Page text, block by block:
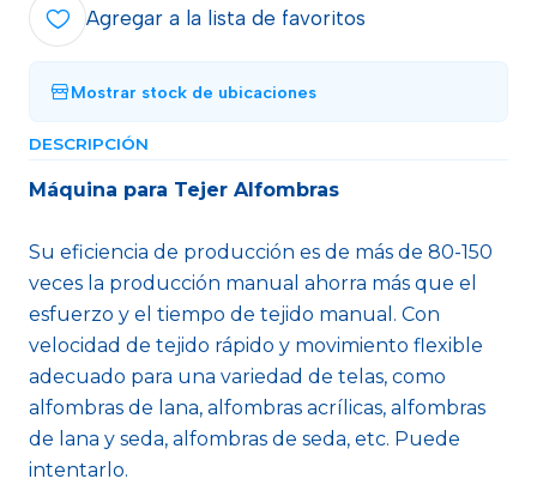
Agregar a la lista de favoritos
Mostrar stock de ubicaciones
DESCRIPCIÓN
Máquina para Tejer Alfombras
Su eficiencia de producción es de más de 80-150
veces la producción manual ahorra más que el
esfuerzo y el tiempo de tejido manual. Con
velocidad de tejido rápido y movimiento flexible
adecuado para una variedad de telas, como
alfombras de lana, alfombras acrílicas, alfombras
de lana y seda, alfombras de seda, etc. Puede
intentarlo.